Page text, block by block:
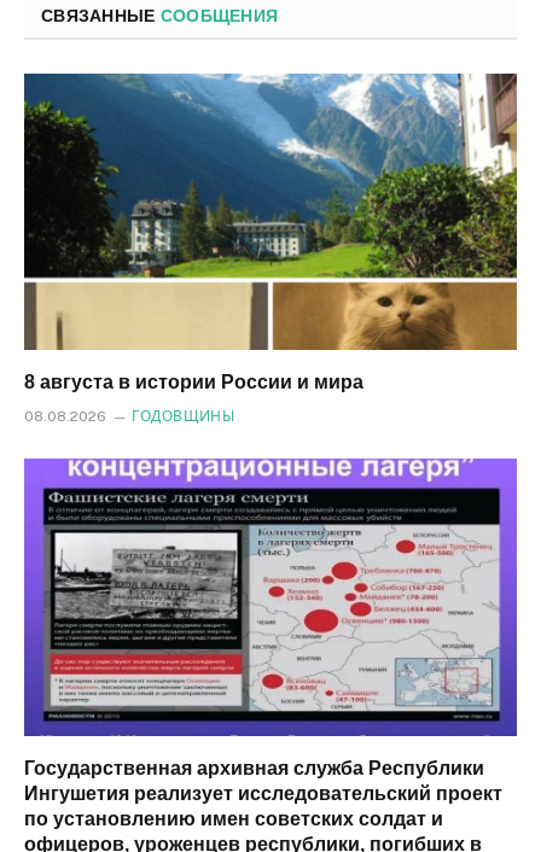
СВЯЗАННЫЕ СООБЩЕНИЯ
8 августа в истории России и мира
08.08.2026 ГОДОВЩИНЫ
Государственная архивная служба Республики
Ингушетия реализует исследовательский проект
по установлению имен советских солдат и
офицеров, уроженцев республики, погибших в